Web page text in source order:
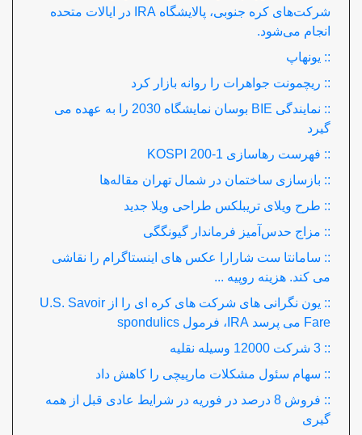
شرکت‌های کره جنوبی، پالایشگاه IRA در ایالات متحده
انجام می‌شود.
:: یونهاپ
:: ریچمونت جواهرات را روانه بازار کرد
:: نمایندگی BIE بوسان نمایشگاه 2030 را به عهده می
گیرد
:: فهرست رهاسازی KOSPI 200-1
:: بازسازی ساختمان در شمال تهران مقاله‌ها
:: طرح ویلای تریبلکس طراحی ویلا جدید
:: مزاج حدس‌آمیز فرماندار گیونگگی
:: سامانتا ست شارارا عکس های اینستاگرام را نقاشی
می کند. هزینه روپیه ...
:: یون نگرانی های شرکت های کره ای را از U.S. Savoir
Fare می پرسد IRA، فرمول spondulics
:: 3 شرکت 12000 وسیله نقلیه
:: سهام سئول مشکلات مارپیچی را کاهش داد
:: فروش 8 درصد در فوریه در شرایط عادی قبل از همه
گیری